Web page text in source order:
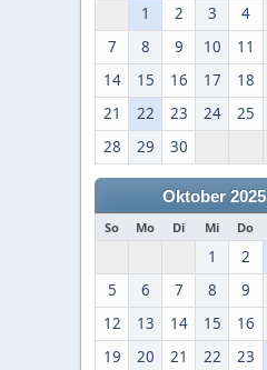
1 2 3 4
7
8 9 10 11
14
15 16 17 18
21
22 23 24 25
28
29 30
Oktober 2025
So Mo Di Mi Do
1 2
5
6 7 8 9
12
13 14 15 16
19
20 21 22 23